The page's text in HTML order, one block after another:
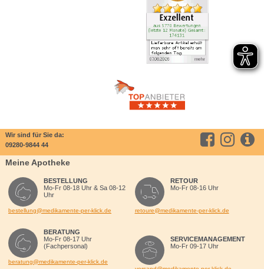
Wir sind für Sie da:
09280-9844 44
Meine Apotheke
BESTELLUNG
Mo-Fr 08-18 Uhr & Sa 08-12
Uhr
bestellung@medikamente-per-klick.de
BERATUNG
Mo-Fr 08-17 Uhr
(Fachpersonal)
beratung@medikamente-per-klick.de
RETOUR
Mo-Fr 08-16 Uhr
retoure@medikamente-per-klick.de
SERVICEMANAGEMENT
Mo-Fr 09-17 Uhr